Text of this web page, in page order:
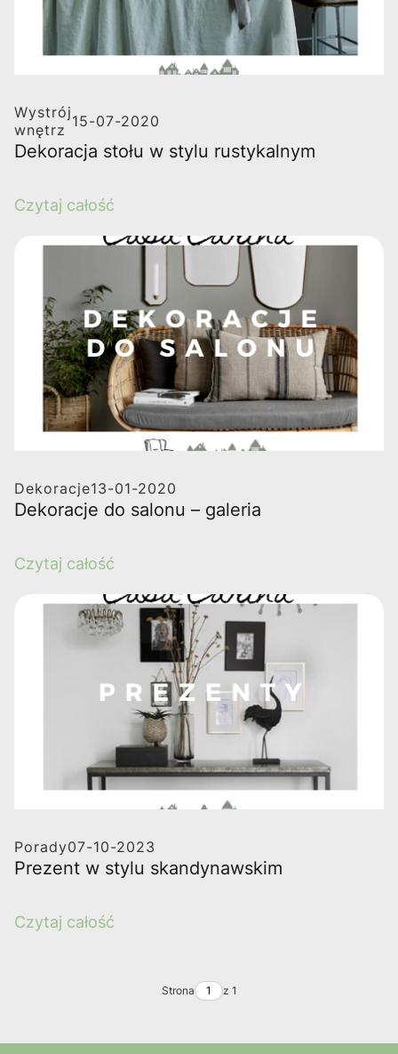
Wystrój
wnętrz 15-07-2020
Dekoracja stołu w stylu rustykalnym
Czytaj całość
Dekoracje13-01-2020
Dekoracje do salonu – galeria
Czytaj całość
Porady07-10-2023
Prezent w stylu skandynawskim
Czytaj całość
Strona z 1